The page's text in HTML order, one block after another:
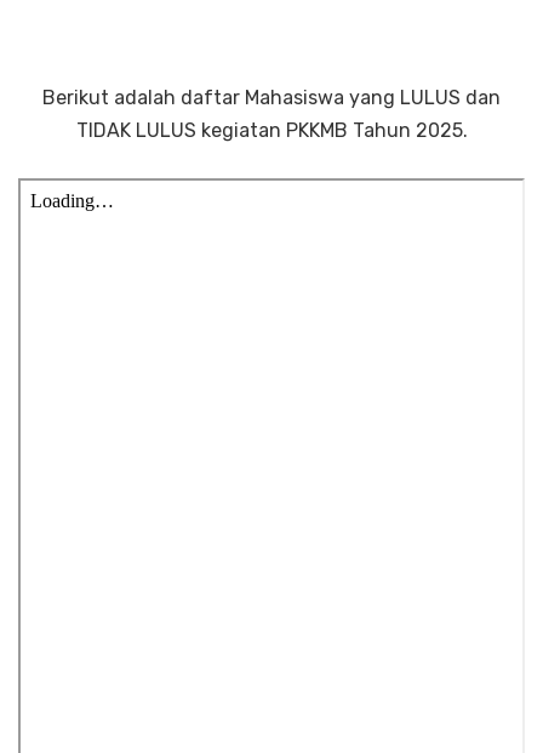
Berikut adalah daftar Mahasiswa yang LULUS dan
TIDAK LULUS kegiatan PKKMB Tahun 2025.